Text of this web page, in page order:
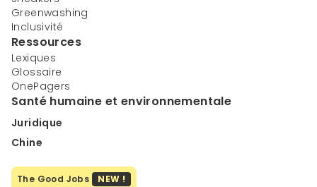
Greenwashing
Inclusivité
Ressources
Lexiques
Glossaire
OnePagers
Santé humaine et environnementale
Juridique
Chine
The Good Jobs NEW !